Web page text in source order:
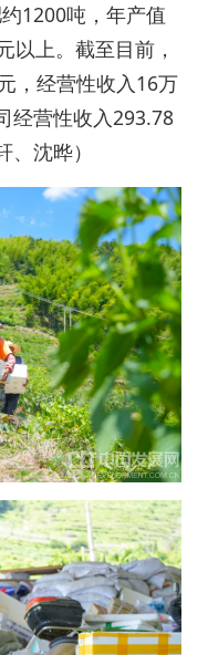
1200吨，年产值
以上。截至目前，
，经营性收入16万
经营性收入293.78
沈晔）